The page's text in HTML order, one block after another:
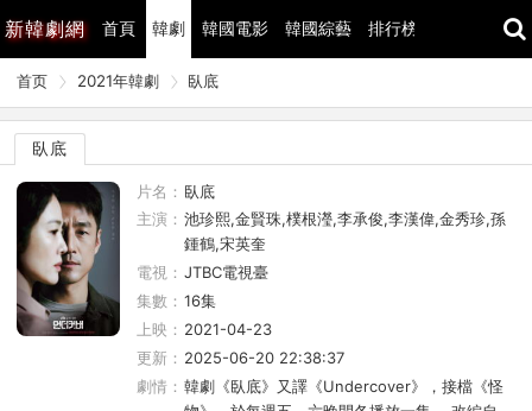
新韓劇網 首頁 韓劇 韓國電影 韓國綜藝 排行榜
首页 2021年韓劇 臥底
臥底
片名： 臥底
主演： 池珍熙,金賢珠,樸根瀅,李承俊,李漢偉,金秀珍,孫
鍾鶴,宋英奎
電視： JTBC電視臺
集數： 16集
上映： 2021-04-23
更新： 2025-06-20 22:38:37
劇情： 韓劇《臥底》又譯《Undercover》，接檔《怪